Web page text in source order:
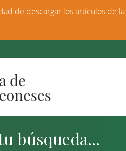
de descargar los artículos de